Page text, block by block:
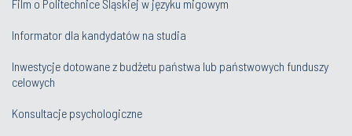
Film o Politechnice Śląskiej w języku migowym
Informator dla kandydatów na studia
Inwestycje dotowane z budżetu państwa lub państwowych funduszy
celowych
Konsultacje psychologiczne